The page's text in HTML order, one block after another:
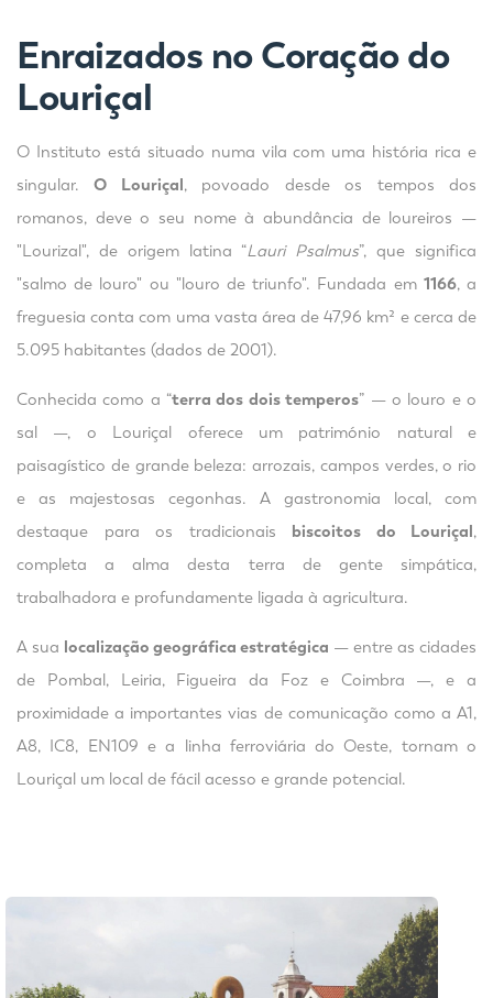
Enraizados no Coração do
Louriçal
O Instituto está situado numa vila com uma história rica e
singular.O Louriçal, povoado desde os tempos dos
romanos, deve o seu nome à abundância de loureiros —
"Lourizal", de origem latina “Lauri Psalmus”, que significa
"salmo de louro" ou "louro de triunfo". Fundada em 1166, a
freguesia conta com uma vasta área de 47,96 km² e cerca de
5.095 habitantes (dados de 2001).
Conhecida como a “terra dos dois temperos” — o louro e o
sal —, o Louriçal oferece um património natural e
paisagístico de grande beleza: arrozais, campos verdes, o rio
e as majestosas cegonhas. A gastronomia local, com
destaque para os tradicionais biscoitos do Louriçal,
completa a alma desta terra de gente simpática,
trabalhadora e profundamente ligada à agricultura.
A sua localização geográfica estratégica — entre as cidades
de Pombal, Leiria, Figueira da Foz e Coimbra —, e a
proximidade a importantes vias de comunicação como a A1,
A8, IC8, EN109 e a linha ferroviária do Oeste, tornam o
Louriçal um local de fácil acesso e grande potencial.